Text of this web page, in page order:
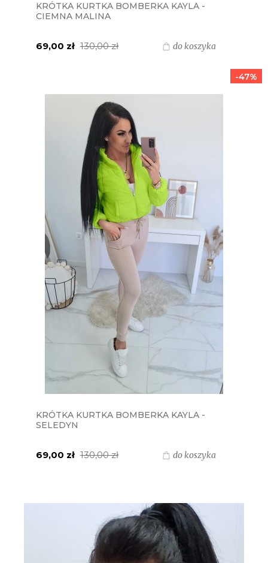
KRÓTKA KURTKA BOMBERKA KAYLA -
CIEMNA MALINA
69,00 zł 130,00 zł do koszyka
KRÓTKA KURTKA BOMBERKA KAYLA -
SELEDYN
69,00 zł 130,00 zł do koszyka
-47%